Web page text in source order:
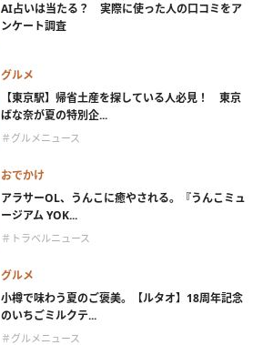
AI占いは当たる？ 実際に使った人の口コミをア
ンケート調査
グルメ
【東京駅】帰省土産を探している人必見！ 東京
ばな奈が夏の特別企...
＃グルメニュース
おでかけ
アラサーOL、うんこに癒やされる。『うんこミュ
ージアム YOK...
＃トラベルニュース
グルメ
小樽で味わう夏のご褒美。【ルタオ】18周年記念
のいちごミルクテ...
＃グルメニュース